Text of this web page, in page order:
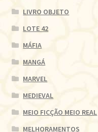
LIVRO OBJETO
LOTE 42
MÁFIA
MANGÁ
MARVEL
MEDIEVAL
MEIO FICÇÃO MEIO REAL
MELHORAMENTOS